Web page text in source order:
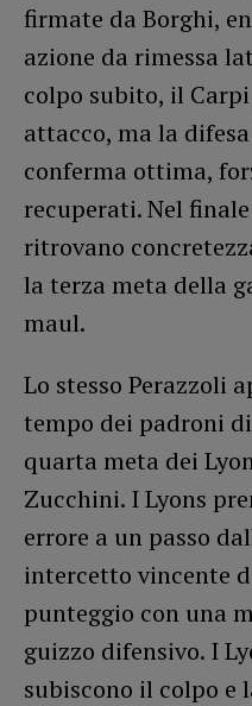
firmate da Borghi,
azione da rimessa
colpo subito, il
attacco, ma la
conferma ottima,
recuperati. Nel
ritrovano
la terza meta della
maul.
Lo stesso Perazzoli
tempo dei padroni
quarta meta dei
Zucchini. I Lyons
errore a un passo
intercetto vincente
punteggio con una
guizzo difensivo. I
subiscono il colpo e